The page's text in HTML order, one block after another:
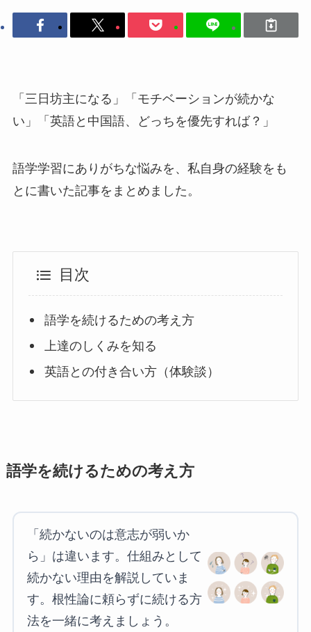
「三日坊主になる」「モチベーションが続かな
い」「英語と中国語、どっちを優先すれば？」
語学学習にありがちな悩みを、私自身の経験をも
とに書いた記事をまとめました。
目次
語学を続けるための考え方
上達のしくみを知る
英語との付き合い方（体験談）
語学を続けるための考え方
「続かないのは意志が弱いか
ら」は違います。仕組みとして
続かない理由を解説していま
す。根性論に頼らずに続ける方
法を一緒に考えましょう。